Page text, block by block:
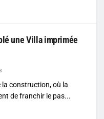
une Villa imprimée
la construction, où la
de franchir le pas...